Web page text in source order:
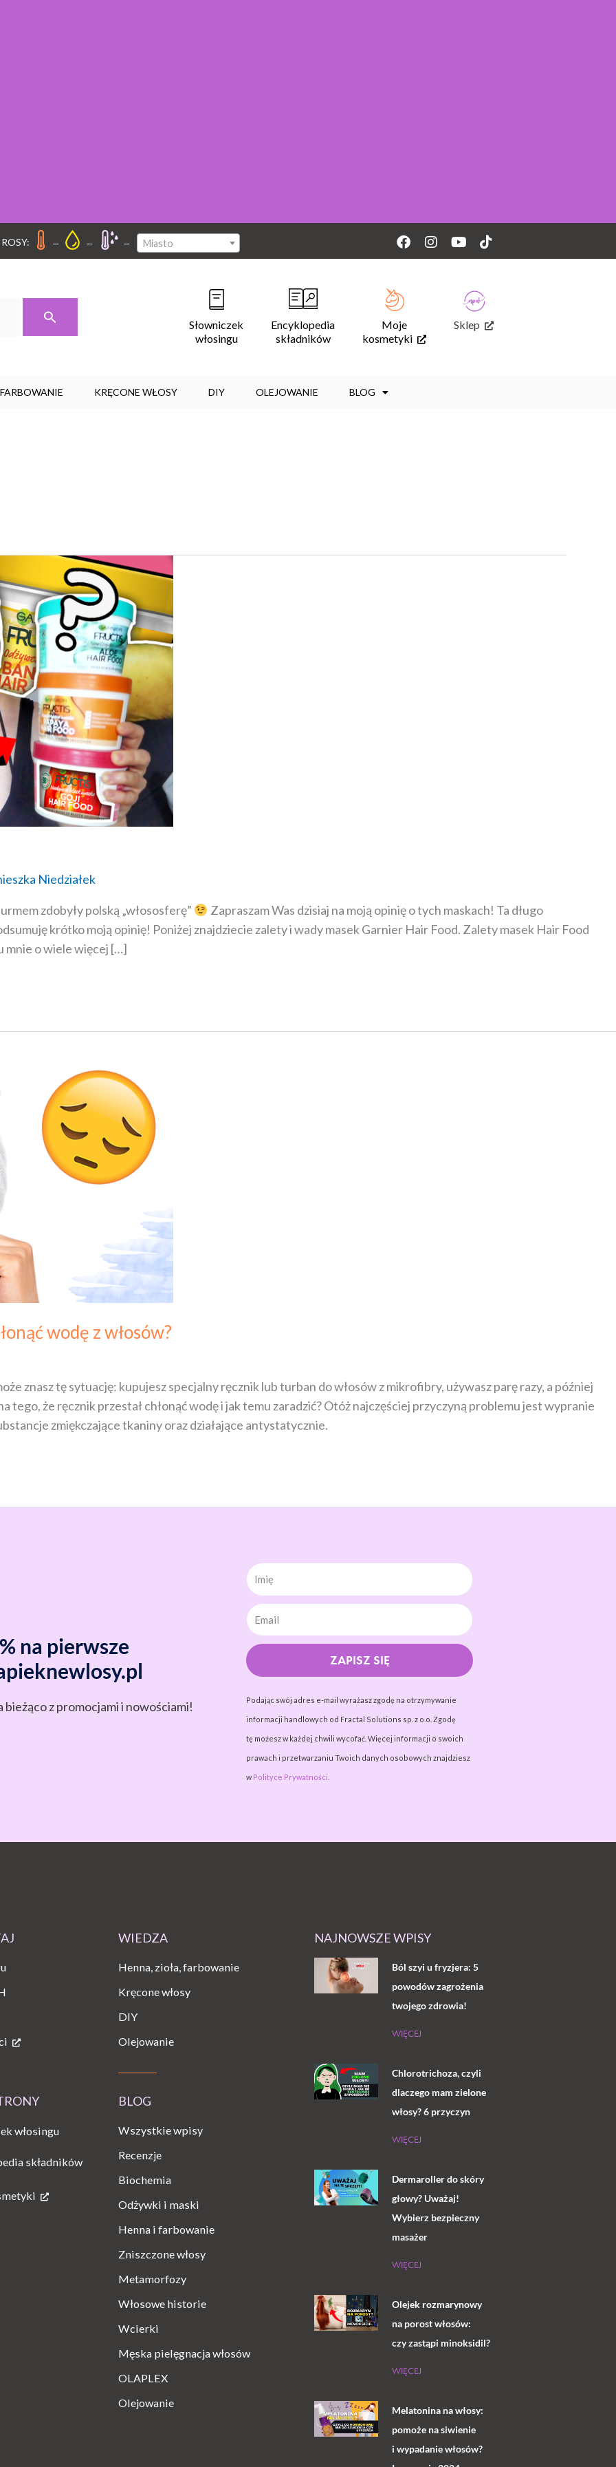
– – – Miasto Facebook
Instagram
YoutubeTiktok
Słowniczek
włosingu
Encyklopedia
składników
Moje
kosmetyki
Sklep
KRĘCONE WŁOSY DIY OLEJOWANIE BLOG
Niedziałek
zdobyły polską „włososferę”
Zapraszam Was dzisiaj na moją opinię o tych maskach! Ta długo
krótko moją opinię! Poniżej znajdziecie zalety i wady masek Garnier Hair Food. Zalety masek Hair Food
mnie o wiele więcej […]
wodę z włosów?
znasz tę sytuację: kupujesz specjalny ręcznik lub turban do włosów z mikrofibry, używasz parę razy, a później
tego, że ręcznik przestał chłonąć wodę i jak temu zaradzić? Otóż najczęściej przyczyną problemu jest wypranie
zmiękczające tkaniny oraz działające antystatycznie.
na pierwsze
z promocjami i nowościami!
Imię
ZAPISZ SIĘ
Podając swój adres e-mail wyrażasz zgodę na otrzymywanie
informacji handlowych od Fractal Solutions sp. z o.o. Zgodę
tę możesz w każdej chwili wycofać. Więcej informacji o swoich
prawach i przetwarzaniu Twoich danych osobowych znajdziesz
w Polityce Prywatności.
włosingu
składników
WIEDZA
Henna, zioła, farbowanie
Kręcone włosy
DIY
Olejowanie
BLOG
Wszystkie wpisy
Recenzje
Biochemia
Odżywki i maski
Henna i farbowanie
Zniszczone włosy
Metamorfozy
Włosowe historie
Wcierki
Męska pielęgnacja włosów
OLAPLEX
Olejowanie
NAJNOWSZE WPISY
Ból szyi u fryzjera: 5
powodów zagrożenia
twojego zdrowia!
WIĘCEJ
Chlorotrichoza, czyli
dlaczego mam zielone
włosy? 6 przyczyn
WIĘCEJ
Dermaroller do skóry
głowy? Uważaj!
Wybierz bezpieczny
masażer
WIĘCEJ
Olejek rozmarynowy
na porost włosów:
czy zastąpi minoksidil?
WIĘCEJ
Melatonina na włosy:
pomoże na siwienie
i wypadanie włosów?